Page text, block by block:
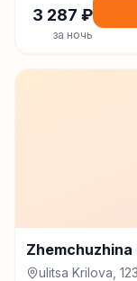
3 287 ₽
за ночь
Zhemchuzhina
ulitsa Krilova,